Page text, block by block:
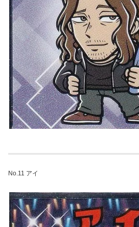
No.11 アイ